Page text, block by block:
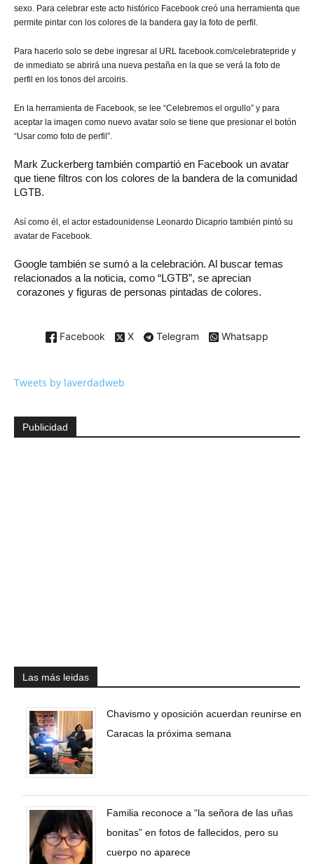
sexo. Para celebrar este acto histórico Facebook creó una herramienta que
permite pintar con los colores de la bandera gay la foto de perfil.
Para hacerlo solo se debe ingresar al URL facebook.com/celebratepride y
de inmediato se abrirá una nueva pestaña en la que se verá la foto de
perfil en los tonos del arcoiris.
En la herramienta de Facebook, se lee “Celebremos el orgullo” y para
aceptar la imagen como nuevo avatar solo se tiene que presionar el botón
“Usar como foto de perfil”.
Mark Zuckerberg también compartió en Facebook un avatar
que tiene filtros con los colores de la bandera de la comunidad
LGTB.
Así como él, el actor estadounidense Leonardo Dicaprio también pintó su
avatar de Facebook.
Google también se sumó a la celebración. Al buscar temas
relacionados a la noticia, como “LGTB”, se aprecian
corazones y figuras de personas pintadas de colores.
Facebook X Telegram Whatsapp
Tweets by laverdadweb
Publicidad
Las más leidas
Chavismo y oposición acuerdan reunirse en
Caracas la próxima semana
Familia reconoce a “la señora de las uñas
bonitas” en fotos de fallecidos, pero su
cuerpo no aparece